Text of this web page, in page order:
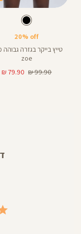
צבע
שחור
20% off
טייץ בייקר בגזרה
zoe
מחיר
79.90 ₪
מחיר
99.90 ₪